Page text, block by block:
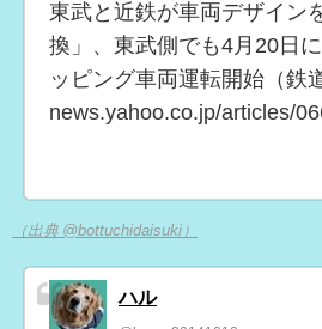
東武と近鉄が車両デザイン
換」、東武側でも4月20日
ッピング車両運転開始（鉄
news.yahoo.co.jp/articles/
（出典 @bottuchidaisuki）
ハル